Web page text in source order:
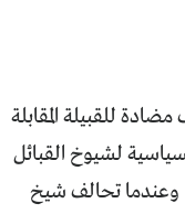
للقبيلة المقابلة
لشيوخ القبائل
وعندما تحالف شيخ